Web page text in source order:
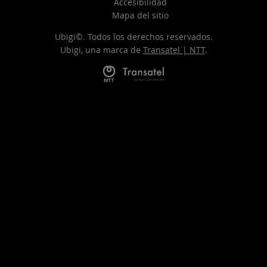
Mapa del sitio
Ubigi©. Todos los derechos reservados.
Ubigi, una marca de Transatel | NTT.